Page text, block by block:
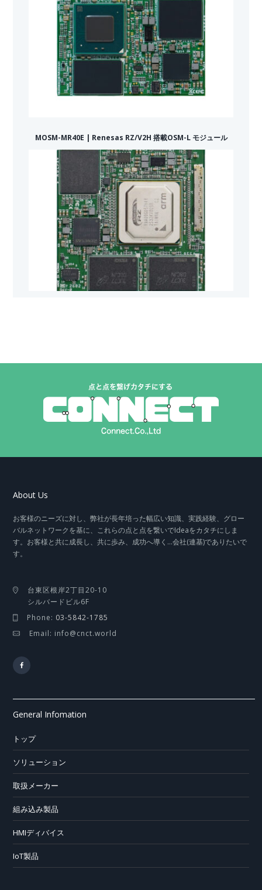
MOSM-MR40E | Renesas RZ/V2H 搭載OSM-L モジュール
About Us
お客様のニーズに対し、弊社が長年培った幅広い知識、実践経験、グロー
バルネットワークを基に、これらの点と点を繋いでIdeaをカタチにしま
す。お客様と共に成長し、共に歩み、成功へ導く…会社(連基)でありたいで
す。
台東区根岸2丁目20-10
シルバードビル6F
Phone: 03-5842-1785
Email: info@cnct.world
General Infomation
トップ
ソリューション
取扱メーカー
組み込み製品
HMIディバイス
IoT製品